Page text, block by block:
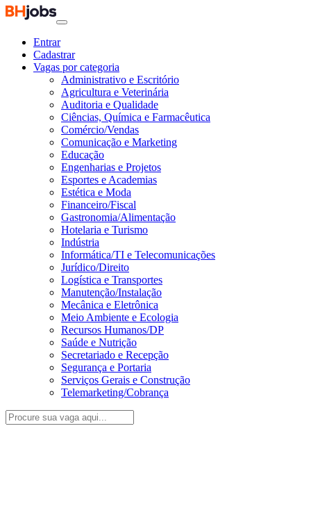
Entrar
Cadastrar
Vagas por categoria
Administrativo e Escritório
Agricultura e Veterinária
Auditoria e Qualidade
Ciências, Química e Farmacêutica
Comércio/Vendas
Comunicação e Marketing
Educação
Engenharias e Projetos
Esportes e Academias
Estética e Moda
Financeiro/Fiscal
Gastronomia/Alimentação
Hotelaria e Turismo
Indústria
Informática/TI e Telecomunicações
Jurídico/Direito
Logística e Transportes
Manutenção/Instalação
Mecânica e Eletrônica
Meio Ambiente e Ecologia
Recursos Humanos/DP
Saúde e Nutrição
Secretariado e Recepção
Segurança e Portaria
Serviços Gerais e Construção
Telemarketing/Cobrança